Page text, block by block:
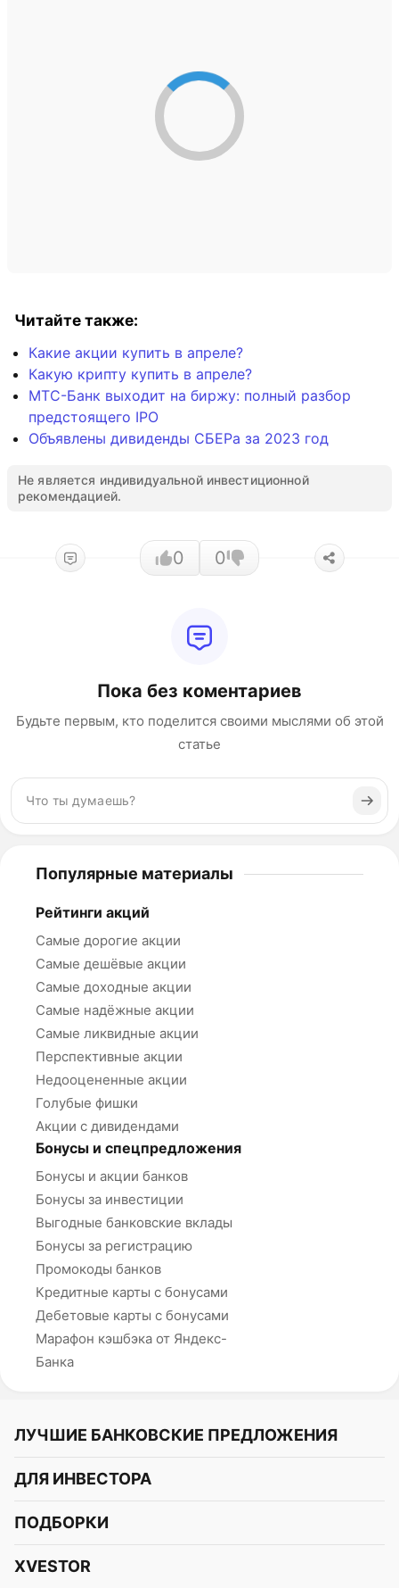
Читайте также:
Какие акции купить в апреле?
Какую крипту купить в апреле?
МТС-Банк выходит на биржу: полный разбор
предстоящего IPO
Объявлены дивиденды СБЕРа за 2023 год
Не является индивидуальной инвестиционной
рекомендацией.
0 0
Пока без коментариев
Будьте первым, кто поделится своими мыслями об этой
статье
Популярные материалы
Рейтинги акций
Самые дорогие акции
Самые дешёвые акции
Самые доходные акции
Самые надёжные акции
Самые ликвидные акции
Перспективные акции
Недооцененные акции
Голубые фишки
Акции с дивидендами
Бонусы и спецпредложения
Бонусы и акции банков
Бонусы за инвестиции
Выгодные банковские вклады
Бонусы за регистрацию
Промокоды банков
Кредитные карты с бонусами
Дебетовые карты с бонусами
Марафон кэшбэка от Яндекс-
Банка
ЛУЧШИЕ БАНКОВСКИЕ ПРЕДЛОЖЕНИЯ
Альфа-Банк
СБЕР
Газпромбанк
ДЛЯ ИНВЕСТОРА
Курс акций
Курс облигаций
ПОДБОРКИ
Подборки акций
XVESTOR